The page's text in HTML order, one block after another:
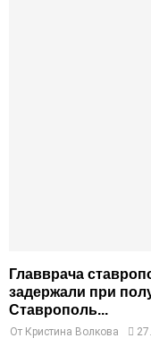
Главврача
задержали при
Ставрополь...
От Кристина Волкова